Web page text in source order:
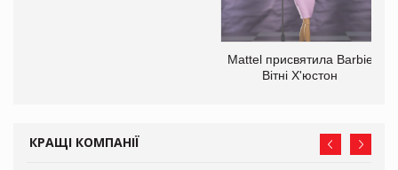
Mattel присвятила Barbie
Вітні Х'юстон
КРАЩІ КОМПАНІЇ